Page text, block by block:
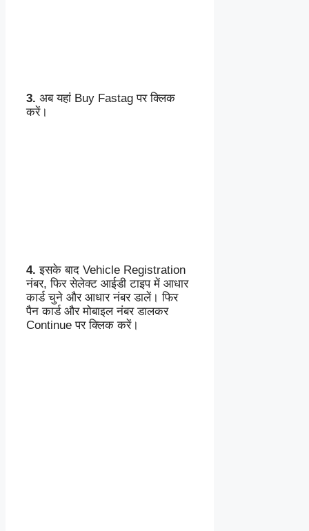
3. अब यहां Buy Fastag पर क्लिक
करें।
4. इसके बाद Vehicle Registration
नंबर, फिर सेलेक्ट आईडी टाइप में आधार
कार्ड चुने और आधार नंबर डालें। फिर
पैन कार्ड और मोबाइल नंबर डालकर
Continue पर क्लिक करें।